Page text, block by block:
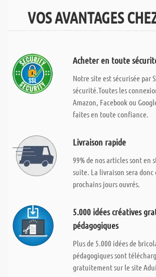
VOS AVANTAGES
Acheter en toute
Notre site est sécurisée par
sécurité.Toutes les
Amazon, Facebook ou
faites en toute confiance.
Livraison rapide
99% de nos articles sont en
suite. La livraison sera
prochains jours ouvrés.
5.000 idées créatives
pédagogiques
Plus de 5.000 idées de
pédagogiques sont
gratuitement sur le site